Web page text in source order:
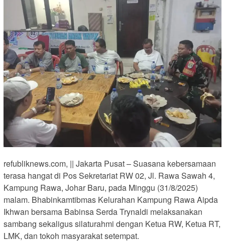
refubliknews.com, || Jakarta Pusat – Suasana kebersamaan
terasa hangat di Pos Sekretariat RW 02, Jl. Rawa Sawah 4,
Kampung Rawa, Johar Baru, pada Minggu (31/8/2025)
malam. Bhabinkamtibmas Kelurahan Kampung Rawa Aipda
Ikhwan bersama Babinsa Serda Trynaldi melaksanakan
sambang sekaligus silaturahmi dengan Ketua RW, Ketua RT,
LMK, dan tokoh masyarakat setempat.